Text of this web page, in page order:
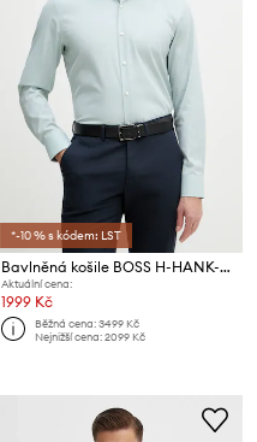
*-10 % s kódem: LST
Bavlněná košile BOSS H-HANK-SP-B1-C1-261
Aktuální cena:
1999 Kč
Běžná cena:3499 Kč
Nejnižší cena:2099 Kč